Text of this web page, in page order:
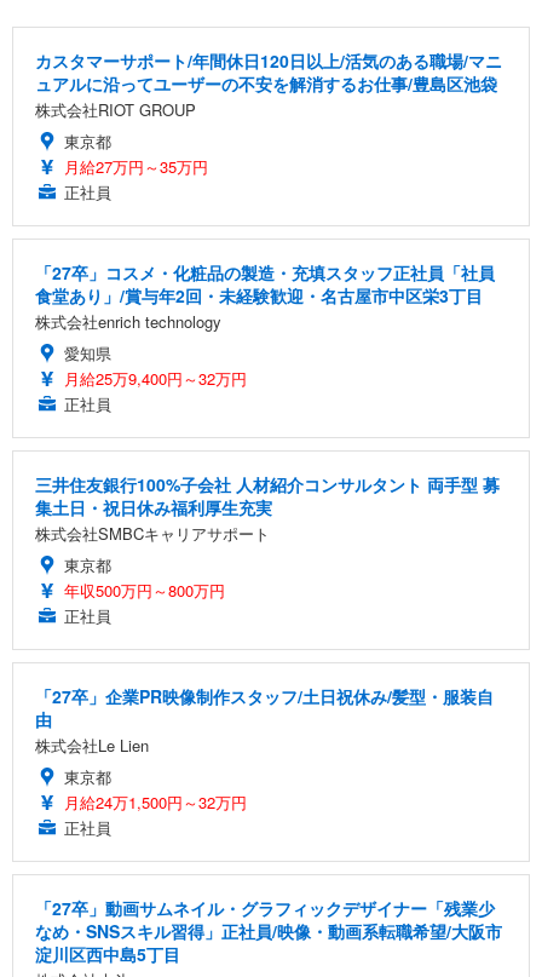
カスタマーサポート/年間休日120日以上/活気のある職場/マニ
ュアルに沿ってユーザーの不安を解消するお仕事/豊島区池袋
株式会社RIOT GROUP
東京都
月給27万円～35万円
正社員
「27卒」コスメ・化粧品の製造・充填スタッフ正社員「社員
食堂あり」/賞与年2回・未経験歓迎・名古屋市中区栄3丁目
株式会社enrich technology
愛知県
月給25万9,400円～32万円
正社員
三井住友銀行100%子会社 人材紹介コンサルタント 両手型 募
集土日・祝日休み福利厚生充実
株式会社SMBCキャリアサポート
東京都
年収500万円～800万円
正社員
「27卒」企業PR映像制作スタッフ/土日祝休み/髪型・服装自
由
株式会社Le Lien
東京都
月給24万1,500円～32万円
正社員
「27卒」動画サムネイル・グラフィックデザイナー「残業少
なめ・SNSスキル習得」正社員/映像・動画系転職希望/大阪市
淀川区西中島5丁目